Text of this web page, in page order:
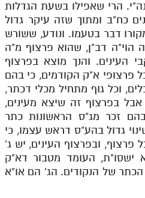
הרי שאפילו בשעת הגדלות
כח"ב ומתוך שזה עיקר גדול
דבר בטעמו. ונודע, ששורש
הוי"ה דב"ן, שהוא פרצוף מ"ה
העינים. והנך מוצא בפרצוף
פרצופי א"ק הקודמים, כי בהם
וכל גוף מתחיל מכלי דכתר,
בפרצוף זה שיצא מעינים,
זכר מג"ס הראשונות כתר
גדול בהע"ס דראש עצמו, כי
ובפרצוף העינים, יש ג'
ישסו"ת, העומד מטבור דא"ק
של הנקודים. הג' הם או"א